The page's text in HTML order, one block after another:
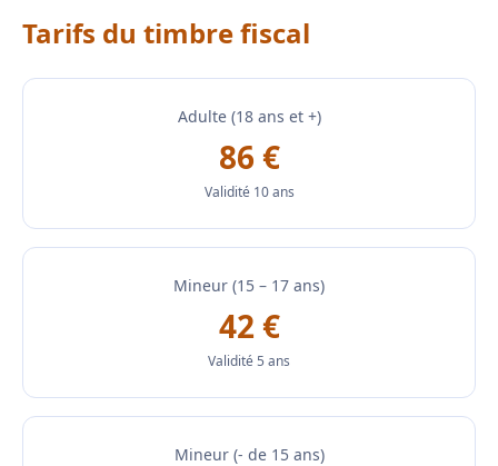
Tarifs du timbre fiscal
Adulte (18 ans et +)
86 €
Validité 10 ans
Mineur (15 – 17 ans)
42 €
Validité 5 ans
Mineur (- de 15 ans)